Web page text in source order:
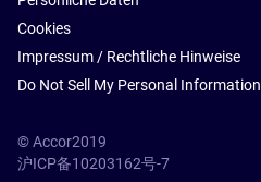
Cookies
Impressum / Rechtliche Hinweise
Do Not Sell My Personal Information
© Accor2019
沪ICP备10203162号-7